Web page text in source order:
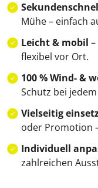
Mühe – einfach
Leicht & mobil
flexibel vor Ort.
100 % Wind- &
Schutz bei
Vielseitig
oder Promotion
Individuell
zahlreichen